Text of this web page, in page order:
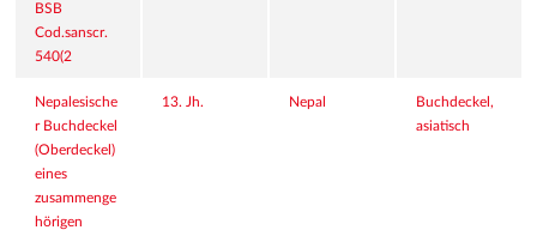
BSB
Cod.sanscr.
540(2
Nepalesische
r Buchdeckel
(Oberdeckel)
eines
zusammenge
hörigen
13. Jh. Nepal
Buchdeckel,
asiatisch